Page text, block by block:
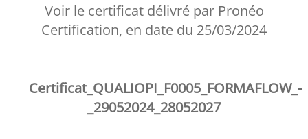
Voir le certificat délivré par Pronéo
Certification, en date du 25/03/2024
Certificat_QUALIOPI_F0005_FORMAFLOW_-
_29052024_28052027